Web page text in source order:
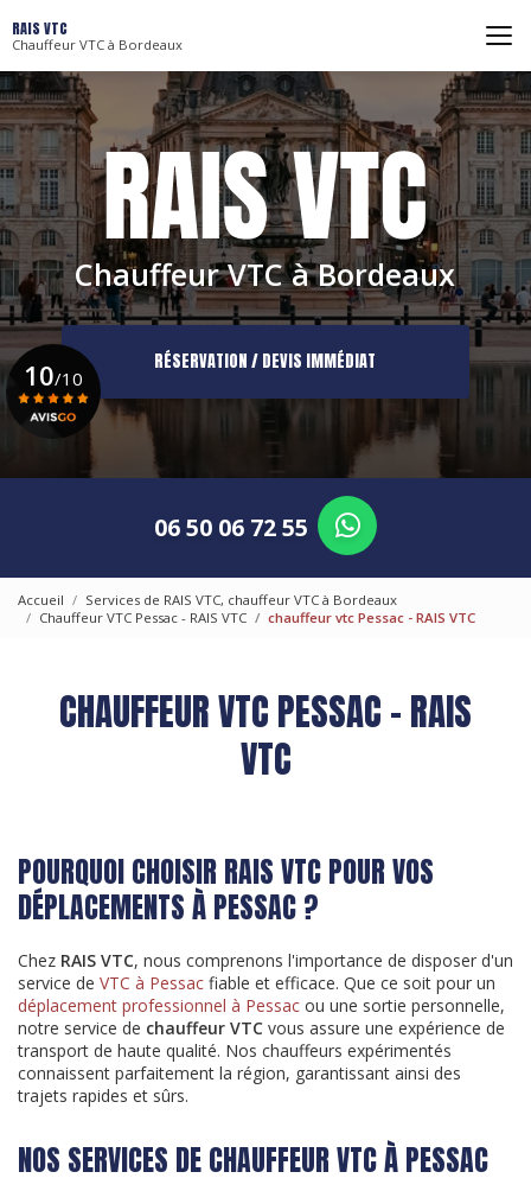
au
contenu
principal
RAIS VTC
Chauffeur VTC à Bordeaux
Chauffeur VTC à Bordeaux
RÉSERVATION / DEVIS IMMÉDIAT
06 50 06 72 55
10/10
Accueil
Services de RAIS VTC, chauffeur VTC à Bordeaux
Chauffeur VTC Pessac - RAIS VTC
chauffeur vtc Pessac - RAIS VTC
CHAUFFEUR VTC PESSAC - RAIS
VTC
POURQUOI CHOISIR RAIS VTC POUR VOS
DÉPLACEMENTS À PESSAC ?
Chez RAIS VTC, nous comprenons l'importance de disposer d'un
service de VTC à Pessac fiable et efficace. Que ce soit pour un
déplacement professionnel à Pessac ou une sortie personnelle,
notre service de chauffeur VTC vous assure une expérience de
transport de haute qualité. Nos chauffeurs expérimentés
connaissent parfaitement la région, garantissant ainsi des
trajets rapides et sûrs.
NOS SERVICES DE CHAUFFEUR VTC À PESSAC